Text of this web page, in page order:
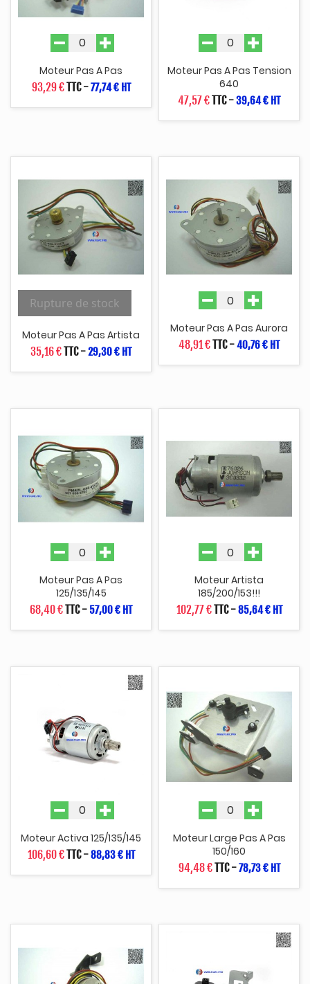
Moteur Pas A Pas
93,29 €TTC-77,74 € HT
Moteur Pas A Pas Tension
640
47,57 €TTC-39,64 € HT
Rupture de stock
Moteur Pas A Pas Artista
35,16 €TTC-29,30 € HT
Moteur Pas A Pas Aurora
48,91 €TTC-40,76 € HT
Moteur Pas A Pas
125/135/145
68,40 €TTC- 57,00 € HT
Moteur Artista
185/200/153!!!
102,77 €TTC-85,64 € HT
Moteur Activa 125/135/145
106,60 €TTC-88,83 € HT
Moteur Large Pas A Pas
150/160
94,48 €TTC-78,73 € HT